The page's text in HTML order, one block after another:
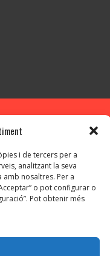
i de tercers per a
analitzant la seva
nosaltres. Per a
o pot configurar o
Pot obtenir més
reservats.